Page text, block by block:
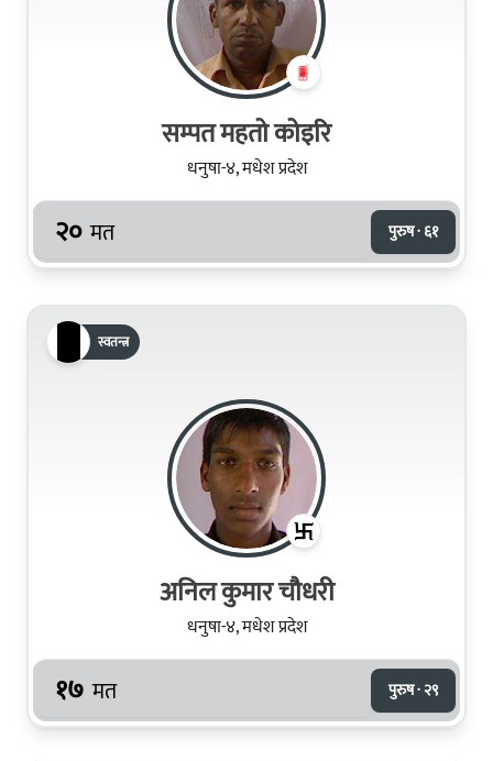
सम्‍पत महतो कोइरि
धनुषा-४, मधेश प्रदेश
२० मत पुरुष · ६१
स्वतन्त्र
अनिल कुमार चौधरी
धनुषा-४, मधेश प्रदेश
१७ मत पुरुष · २९